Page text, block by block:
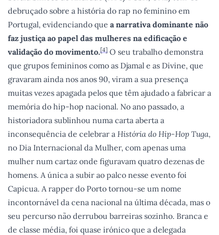
debruçado sobre a história do rap no feminino em
Portugal, evidenciando que a narrativa dominante não
faz justiça ao papel das mulheres na edificação e
validação do movimento.[4] O seu trabalho demonstra
que grupos femininos como as Djamal e as Divine, que
gravaram ainda nos anos 90, viram a sua presença
muitas vezes apagada pelos que têm ajudado a fabricar a
memória do hip-hop nacional. No ano passado, a
historiadora sublinhou numa carta aberta a
inconsequência de celebrar a História do Hip-Hop Tuga,
no Dia Internacional da Mulher, com apenas uma
mulher num cartaz onde figuravam quatro dezenas de
homens. A única a subir ao palco nesse evento foi
Capicua. A rapper do Porto tornou-se um nome
incontornável da cena nacional na última década, mas o
seu percurso não derrubou barreiras sozinho. Branca e
de classe média, foi quase irónico que a delegada